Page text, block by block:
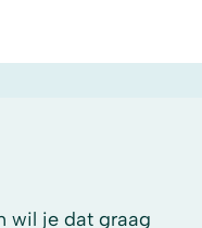
wil je dat graag